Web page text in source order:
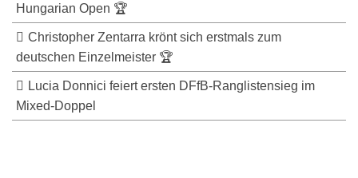
Hungarian Open 🏆
Christopher Zentarra krönt sich erstmals zum
deutschen Einzelmeister 🏆
Lucia Donnici feiert ersten DFfB-Ranglistensieg im
Mixed-Doppel